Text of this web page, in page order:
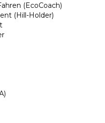
(EcoCoach)
(Hill-Holder)